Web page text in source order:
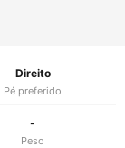
Direito
Pé preferido
-
Peso